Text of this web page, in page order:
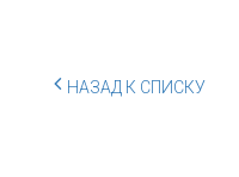
НАЗАД К СПИСКУ